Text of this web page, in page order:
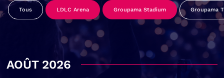
Tous LDLC Arena Groupama Stadium Groupama
AOÛT 2026